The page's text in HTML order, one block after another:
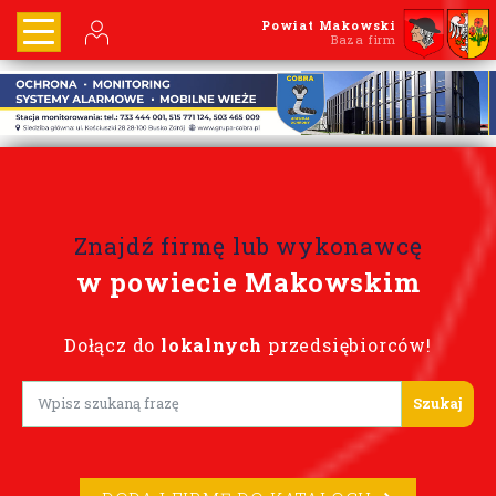
Powiat Makowski
Baza firm
Znajdź firmę lub wykonawcę
w powiecie Makowskim
Dołącz do lokalnych przedsiębiorców!
Lorem ipsum